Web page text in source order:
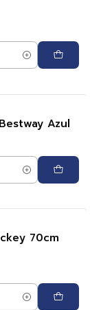
Azul
70cm